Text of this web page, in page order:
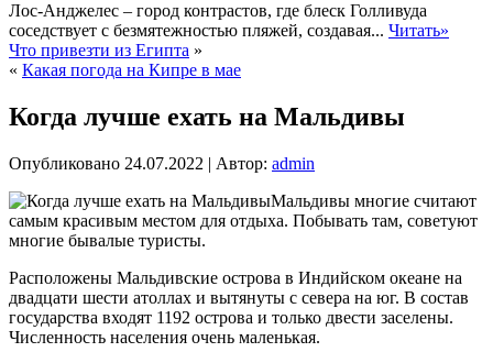
Лос-Анджелес – город контрастов, где блеск Голливуда
соседствует с безмятежностью пляжей, создавая... Читать»
Что привезти из Египта »
« Какая погода на Кипре в мае
Когда лучше ехать на Мальдивы
Опубликовано 24.07.2022 | Автор: admin
Мальдивы многие считают
самым красивым местом для отдыха. Побывать там, советуют
многие бывалые туристы.
Расположены Мальдивские острова в Индийском океане на
двадцати шести атоллах и вытянуты с севера на юг. В состав
государства входят 1192 острова и только двести заселены.
Численность населения очень маленькая.